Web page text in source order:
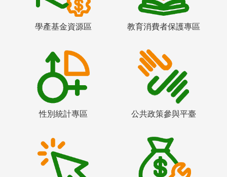
學產基金資源區 教育消費者保護專區
性別統計專區 公共政策參與平臺